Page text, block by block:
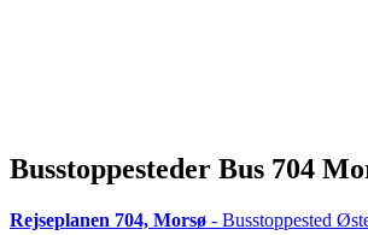
Busstoppesteder Bus 704
Rejseplanen 704, Morsø - Busstoppested